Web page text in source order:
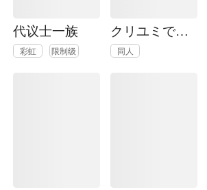
代议士一族
彩虹 限制级
クリユミで现代パロ
同人